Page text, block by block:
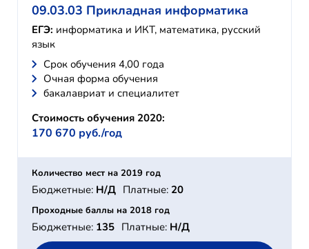
09.03.03 Прикладная информатика
ЕГЭ: информатика и ИКТ, математика, русский
язык
Cрок обучения 4,00 года
Очная форма обучения
бакалавриат и специалитет
Стоимость обучения 2020:
170 670 руб./год
Количество мест на 2019 год
Бюджетные: Н/Д Платные: 20
Проходные баллы на 2018 год
Бюджетные: 135 Платные: Н/Д